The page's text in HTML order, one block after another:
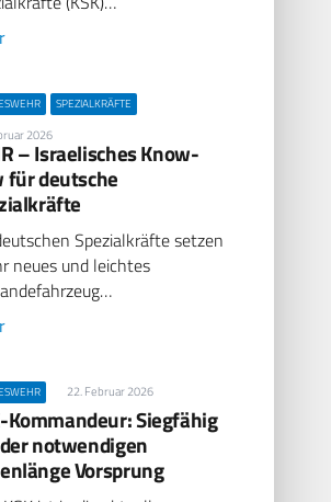
SPEZIALKRÄFTE
2026
– Israelisches Know-
für deutsche
Spezialkräfte setzen
neues und leichtes
22. Februar 2026
Kommandeur: Siegfähig
notwendigen
Vorsprung